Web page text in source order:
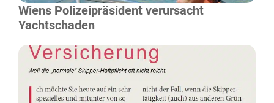
Wiens Polizeipräsident verursacht
Yachtschaden